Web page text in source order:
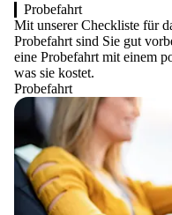
Probefahrt
Mit unserer Checkliste für
Probefahrt sind Sie gut
eine Probefahrt mit einem
was sie kostet.
Probefahrt